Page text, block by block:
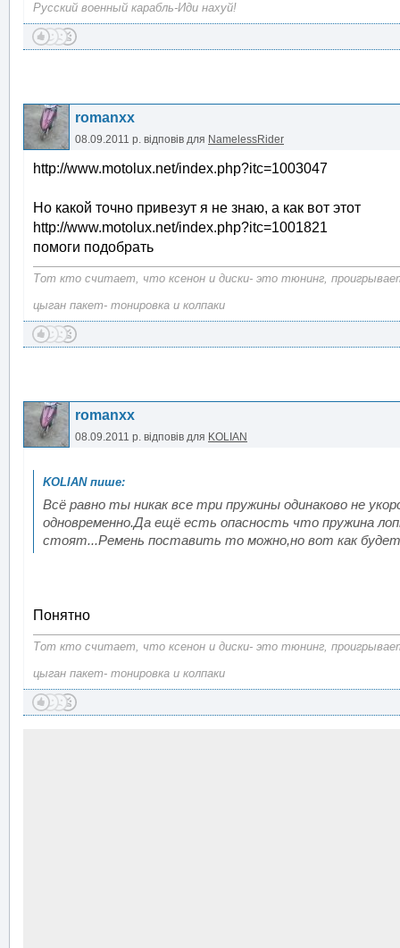
Русский военный карабль-Иди нахуй!
romanxx
08.09.2011 р. відповів для NamelessRider
http://www.motolux.net/index.php?itc=1003047
Но какой точно привезут я не знаю, а как вот этот
http://www.motolux.net/index.php?itc=1001821
помоги подобрать
Тот кто считает, что ксенон и диски- это тюнинг,
цыган пакет- тонировка и колпаки
romanxx
08.09.2011 р. відповів для KOLIAN
Всё равно ты никак все три пружины одинаково не
одновременно.Да ещё есть опасность что пружина
стоят...Ремень поставить то можно,но вот как будет
Понятно
Тот кто считает, что ксенон и диски- это тюнинг,
цыган пакет- тонировка и колпаки